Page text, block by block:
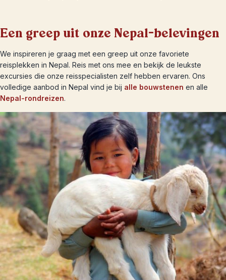
Een greep uit onze Nepal-belevingen
We inspireren je graag met een greep uit onze favoriete
reisplekken in Nepal. Reis met ons mee en bekijk de leukste
excursies die onze reisspecialisten zelf hebben ervaren. Ons
volledige aanbod in Nepal vind je bij alle bouwstenen en alle
Nepal-rondreizen.